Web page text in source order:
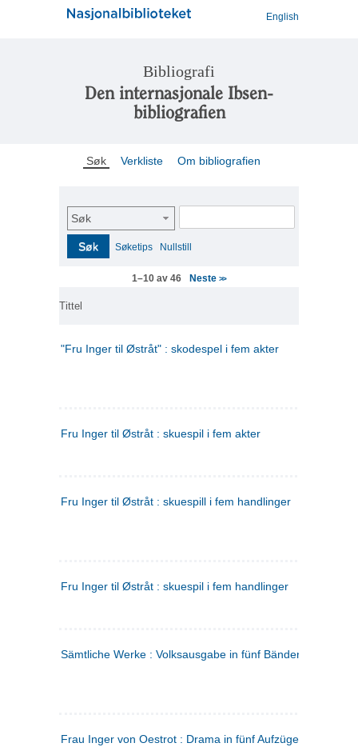
English
Bibliografi
Den internasjonale Ibsen-
bibliografien
Søk Verkliste Om bibliografien
Søk
Søk Søketips Nullstill
1–10 av 46 Neste>>
Tittel
"Fru Inger til Østråt" : skodespel i fem akter
Fru Inger til Østråt : skuespil i fem akter
Fru Inger til Østråt : skuespill i fem handlinger
Fru Inger til Østråt : skuespil i fem handlinger
Sämtliche Werke : Volksausgabe in fünf Bänden
Frau Inger von Oestrot : Drama in fünf Aufzügen